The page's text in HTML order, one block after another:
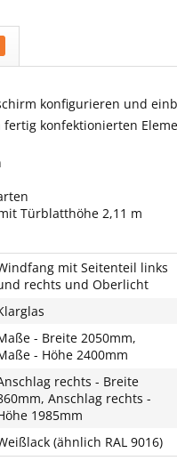
konfigurieren und
konfektionierten
Türblatthöhe 2,11 m
mit Seitenteil links
rechts und Oberlicht
- Breite 2050mm,
- Höhe 2400mm
rechts - Breite
Anschlag rechts -
1985mm
(ähnlich RAL 9016)